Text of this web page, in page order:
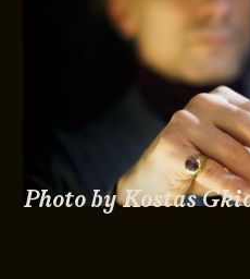
Photo by Kostas